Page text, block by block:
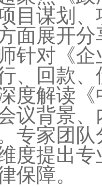
目谋划
面展开
针对《
、回款
度解读
议背景
专家团
度提出
保障。